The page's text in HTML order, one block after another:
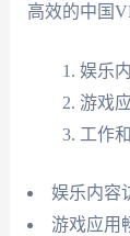
高效的中国
娱乐
游戏
工作
娱乐内容
游戏应用